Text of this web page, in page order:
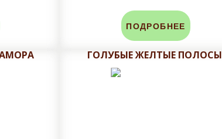
ПОДРОБНЕЕ
ГОЛУБЫЕ ЖЕЛТЫЕ ПОЛОСЫ